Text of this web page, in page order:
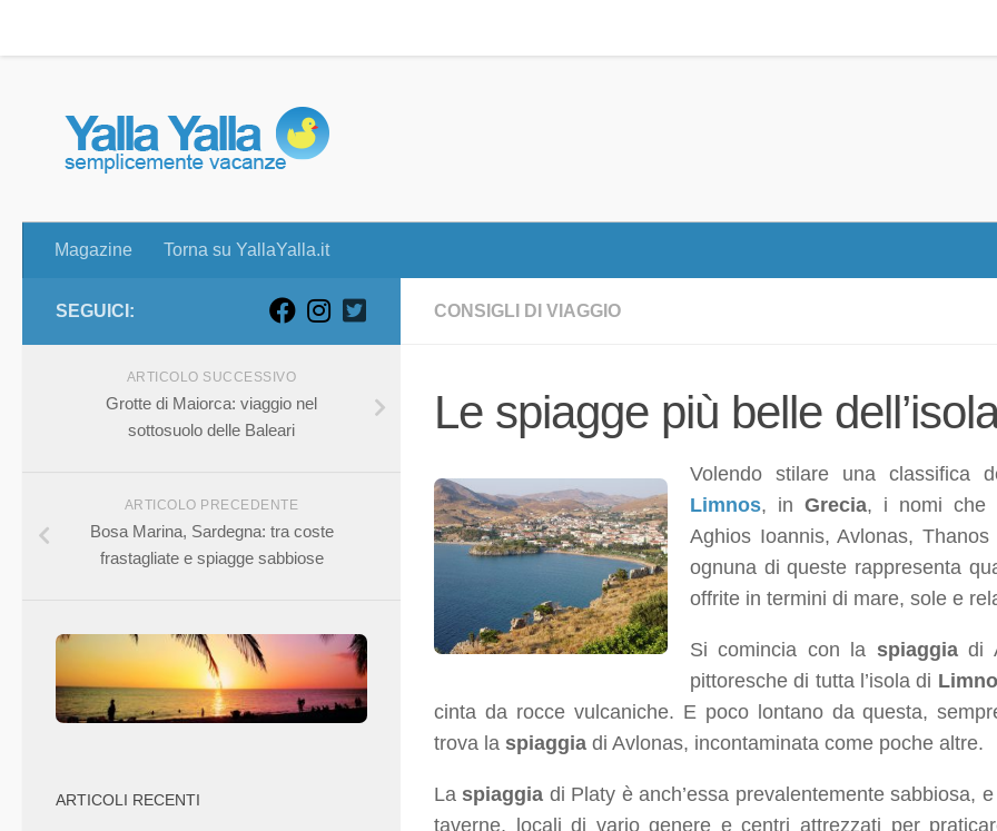
Magazine Torna su YallaYalla.it
CONSIGLI DI VIAGGIO
Le spiagge più belle
Volendo stilare una classifica
Limnos, in Grecia, i nomi che
Aghios Ioannis, Avlonas,
ognuna di queste rappresenta
offrite in termini di mare, sole e
Si comincia con la spiaggiadi
pittoresche di tutta l’isola di
cinta da rocce vulcaniche. E poco lontano da questa,
trova la spiaggia di Avlonas, incontaminata come poche altre.
La spiaggia di Platy è anch’essa prevalentemente sabbiosa,
taverne, locali di vario genere e centri attrezzati per
SEGUICI:
ARTICOLO SUCCESSIVO
Grotte di Maiorca: viaggio nel
sottosuolo delle Baleari
ARTICOLO PRECEDENTE
Bosa Marina, Sardegna: tra coste
frastagliate e spiagge sabbiose
ARTICOLI RECENTI